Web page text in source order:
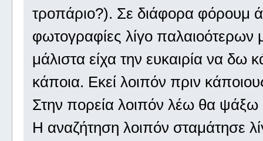
τροπάριο?). Σε διάφορα φόρουμ
φωτογραφίες λίγο
μάλιστα είχα την ευκαιρία να δω
κάποια. Εκεί λοιπόν πριν
Στην πορεία λοιπόν λέω θα ψάξω
Η αναζήτηση λοιπόν σταμάτησε